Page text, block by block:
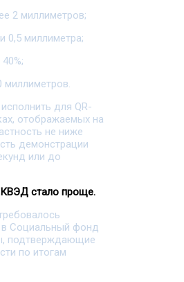
2 миллиметров;
0,5 миллиметра;
миллиметров.
для QR-
отображаемых на
не ниже
демонстрации
или до
стало проще.
в Социальный фонд
подтверждающие
по итогам